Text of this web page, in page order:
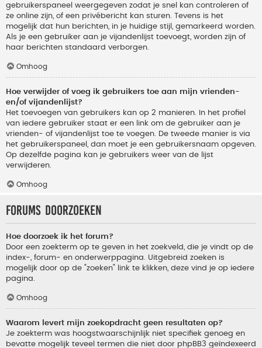
gebruikerspaneel weergegeven zodat je snel kan controleren of
ze online zijn, of een privébericht kan sturen. Tevens is het
mogelijk dat hun berichten, in je huidige stijl, gemarkeerd worden.
Als je een gebruiker aan je vijandenlijst toevoegt, worden zijn of
haar berichten standaard verborgen.
Omhoog
Hoe verwijder of voeg ik gebruikers toe aan mijn vrienden-
en/of vijandenlijst?
Het toevoegen van gebruikers kan op 2 manieren. In het profiel
van iedere gebruiker staat er een link om de gebruiker aan je
vrienden- of vijandenlijst toe te voegen. De tweede manier is via
het gebruikerspaneel, dan moet je een gebruikersnaam opgeven.
Op dezelfde pagina kan je gebruikers weer van de lijst
verwijderen.
Omhoog
Forums doorzoeken
Hoe doorzoek ik het forum?
Door een zoekterm op te geven in het zoekveld, die je vindt op de
index-, forum- en onderwerppagina. Uitgebreid zoeken is
mogelijk door op de "zoeken" link te klikken, deze vind je op iedere
pagina.
Omhoog
Waarom levert mijn zoekopdracht geen resultaten op?
Je zoekterm was hoogstwaarschijnlijk niet specifiek genoeg en
bevatte mogelijk teveel termen die niet door phpBB3 geïndexeerd